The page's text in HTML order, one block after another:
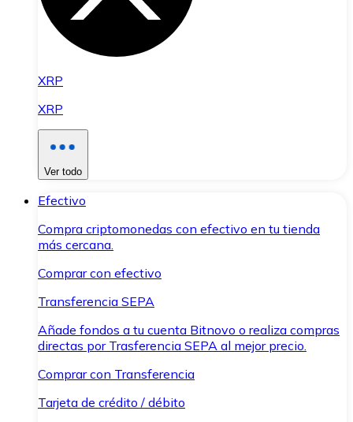
XRP
XRP
Ver todo
Efectivo
Compra criptomonedas con efectivo en tu tienda
más cercana.
Comprar con efectivo
Transferencia SEPA
Añade fondos a tu cuenta Bitnovo o realiza compras
directas por Trasferencia SEPA al mejor precio.
Comprar con Transferencia
Tarjeta de crédito / débito